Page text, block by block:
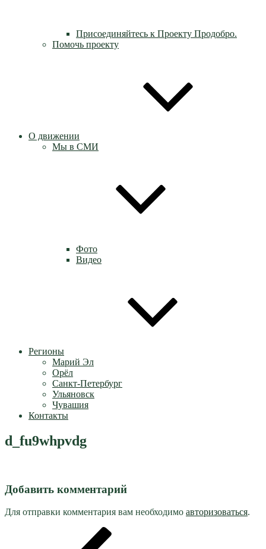
Присоединяйтесь к Проекту Продобро.
Помочь проекту
О движении
Мы в СМИ
Фото
Видео
Регионы
Марий Эл
Орёл
Санкт-Петербург
Ульяновск
Чувашия
Контакты
d_fu9whpvdg
Добавить комментарий
Для отправки комментария вам необходимо авторизоваться.